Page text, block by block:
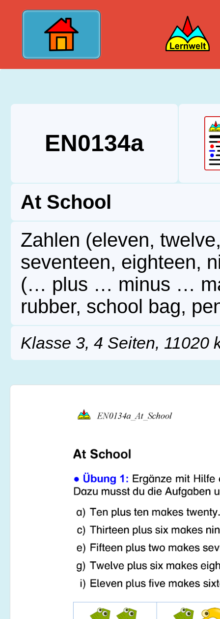
EN0134a
At School
Zahlen (eleven,
seventeen, eighteen,
(… plus … minus …
rubber, school bag,
Klasse 3, 4 Seiten, 11020